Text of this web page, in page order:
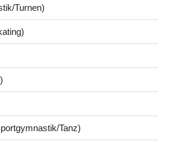
Turnen)
Tanz)